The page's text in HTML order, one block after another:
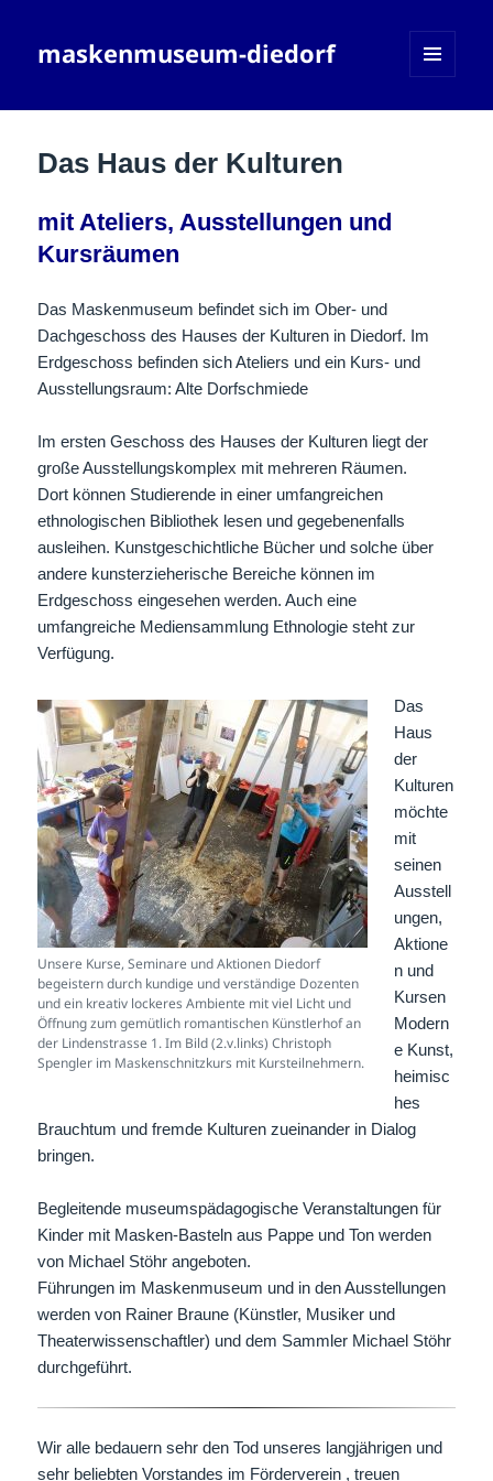
maskenmuseum-diedorf
Das Haus der Kulturen
mit Ateliers, Ausstellungen und
Kursräumen
Das Maskenmuseum befindet sich im Ober- und
Dachgeschoss des Hauses der Kulturen in Diedorf. Im
Erdgeschoss befinden sich Ateliers und ein Kurs- und
Ausstellungsraum: Alte Dorfschmiede
Im ersten Geschoss des Hauses der Kulturen liegt der
große Ausstellungskomplex mit mehreren Räumen.
Dort können Studierende in einer umfangreichen
ethnologischen Bibliothek lesen und gegebenenfalls
ausleihen. Kunstgeschichtliche Bücher und solche über
andere kunsterzieherische Bereiche können im
Erdgeschoss eingesehen werden. Auch eine
umfangreiche Mediensammlung Ethnologie steht zur
Verfügung.
Unsere Kurse, Seminare und Aktionen Diedorf
begeistern durch kundige und verständige Dozenten
und ein kreativ lockeres Ambiente mit viel Licht und
Öffnung zum gemütlich romantischen Künstlerhof an
der Lindenstrasse 1. Im Bild (2.v.links) Christoph
Spengler im Maskenschnitzkurs mit Kursteilnehmern.
Das
Haus
der
Kulturen
möchte
mit
seinen
Ausstell
ungen,
Aktione
n und
Kursen
Modern
e Kunst,
heimisc
hes
Brauchtum und fremde Kulturen zueinander in Dialog
bringen.
Begleitende museumspädagogische Veranstaltungen für
Kinder mit Masken-Basteln aus Pappe und Ton werden
von Michael Stöhr angeboten.
Führungen im Maskenmuseum und in den Ausstellungen
werden von Rainer Braune (Künstler, Musiker und
Theaterwissenschaftler) und dem Sammler Michael Stöhr
durchgeführt.
Wir alle bedauern sehr den Tod unseres langjährigen und
sehr beliebten Vorstandes im Förderverein , treuen